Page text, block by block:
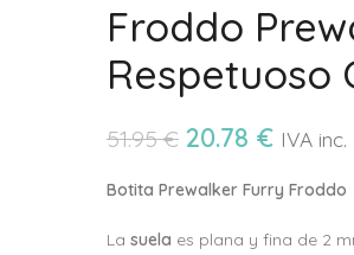
Froddo
Respetuoso
51.95€ 20.78 € IVA inc.
Botita Prewalker Furry Froddo
La suela es plana y fina de 2